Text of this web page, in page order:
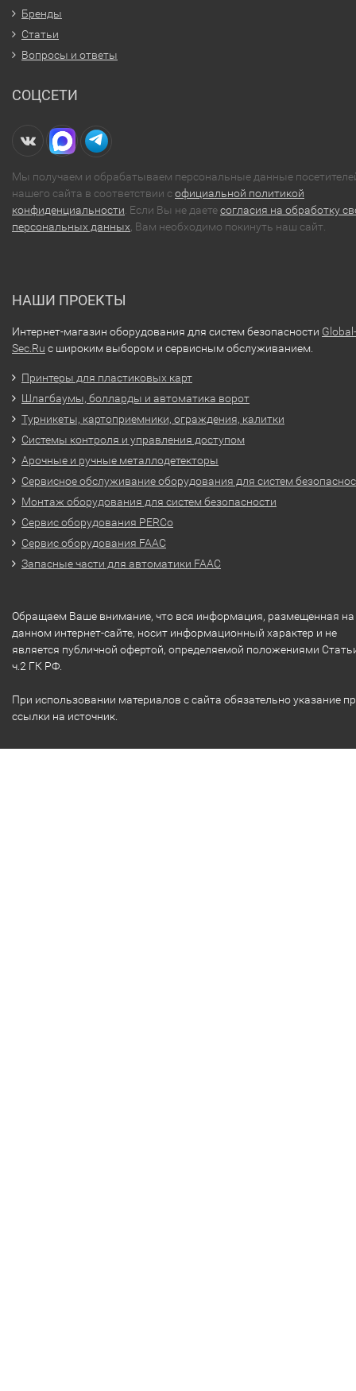
Бренды
Статьи
Вопросы и ответы
СОЦСЕТИ
Мы получаем и обрабатываем персональные данные
нашего сайта в соответствии софициальной политикой
конфиденциальности . Если Вы не даетесогласия на обработку
персональных данных , Вам необходимо покинуть наш сайт.
НАШИ ПРОЕКТЫ
Интернет-магазин оборудования для систем безопасности Global-
Sec.Ru с широким выбором и сервисным обслуживанием.
Принтеры для пластиковых карт
Шлагбаумы, болларды и автоматика ворот
Турникеты, картоприемники, ограждения, калитки
Системы контроля и управления доступом
Арочные и ручные металлодетекторы
Сервисное обслуживание оборудования для систем
Монтаж оборудования для систем безопасности
Сервис оборудования PERCo
Сервис оборудования FAAC
Запасные части для автоматики FAAC
Обращаем Ваше внимание, что вся информация, размещенная на
данном интернет-сайте, носит информационный характер и не
является публичной офертой, определяемой положениями
ч.2 ГК РФ.
При использовании материалов с сайта обязательно указание
ссылки на источник.